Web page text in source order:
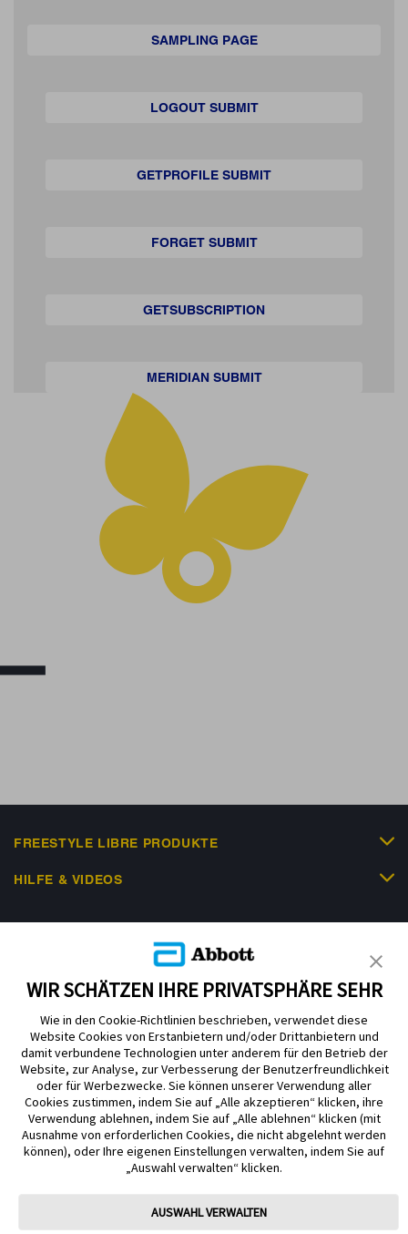
SAMPLING PAGE
LOGOUT SUBMIT
GETPROFILE SUBMIT
FORGET SUBMIT
GETSUBSCRIPTION
MERIDIAN SUBMIT
FREESTYLE LIBRE PRODUKTE
HILFE & VIDEOS
Impressum Nutzungsbedingungen
Datenschutzerklärung
Cookie Richtlinie
Barrierefreiheitserklärung
Mitteilung zur Datenverordnung
Cookie-Präferenzen
Copyright © 2026 Abbott. Alle Rechte vorbehalten. Libre, das
Designs sind das geistige Eigentum der Abbott Unternehmensgruppe in
ausgewählten Ländern.
WIR SCHÄTZEN IHRE PRIVATSPHÄRE SEHR
Wie in den Cookie-Richtlinien beschrieben, verwendet diese
Website Cookies von Erstanbietern und/oder Drittanbietern und
damit verbundene Technologien unter anderem für den Betrieb der
Website, zur Analyse, zur Verbesserung der Benutzerfreundlichkeit
oder für Werbezwecke. Sie können unserer Verwendung aller
Cookies zustimmen, indem Sie auf „Alle akzeptieren“ klicken, ihre
Verwendung ablehnen, indem Sie auf „Alle ablehnen“ klicken (mit
Ausnahme von erforderlichen Cookies, die nicht abgelehnt werden
können), oder Ihre eigenen Einstellungen verwalten, indem Sie auf
„Auswahl verwalten“ klicken.
AUSWAHL VERWALTEN